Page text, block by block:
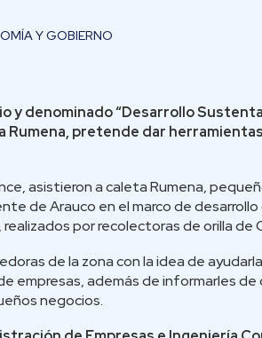
Y GOBIERNO
y denominado “Desarrollo
pretende dar
asistieron a caleta Rumena,
de Arauco en el marco de
por recolectoras de orilla de
de la zona con la idea de
empresas, además de informarles
negocios.